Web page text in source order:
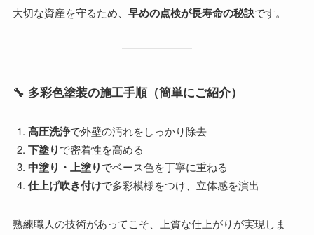
大切な資産を守るため、 早めの点検が長寿命の秘訣です。
🔧 多彩色塗装の施工手順（簡単にご紹介）
高圧洗浄で外壁の汚れをしっかり除去
下塗りで密着性を高める
中塗り・上塗りでベース色を丁寧に重ねる
仕上げ吹き付けで多彩模様をつけ、立体感を演出
熟練職人の技術があってこそ、上質な仕上がりが実現しま